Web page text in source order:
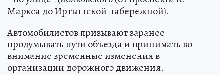
Маркса до Иртышской набережной).
Автомобилистов призывают заранее
продумывать пути объезда и принимать во
внимание временные изменения в
организации дорожного движения.